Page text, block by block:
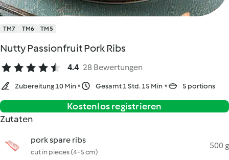
TM7 TM6 TM5
Nutty Passionfruit Pork Ribs
4.4 28 Bewertungen
Zubereitung 10 Min Gesamt 1 Std. 15 Min 5 portions
Kostenlos registrieren
Zutaten
pork spare ribs
cut in pieces (4-5 cm)
500 g